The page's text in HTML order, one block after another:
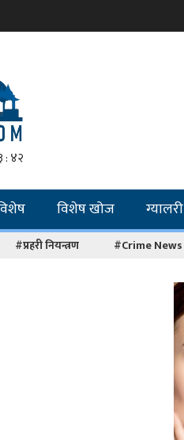
विशेष खोज ग्यालरी
#प्रहरी नियन्त्रण #Crime News